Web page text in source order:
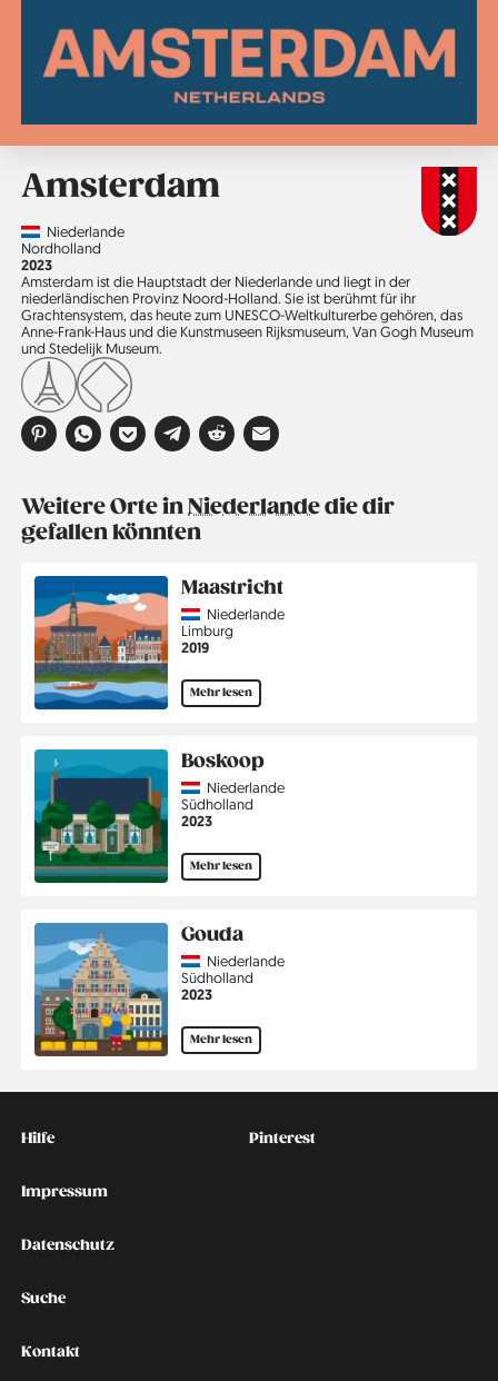
Amsterdam
CountryNiederlande
Region
Nordholland
Jahr
2023
Amsterdam ist die Hauptstadt der Niederlande und liegt in der
niederländischen Provinz Noord-Holland. Sie ist berühmt für ihr
Grachtensystem, das heute zum UNESCO-Weltkultur­erbe gehören, das
Anne-Frank-Haus und die Kunstmuseen Rijksmuseum, Van Gogh Museum
und Stedelijk Museum.
Weitere Orte inNiederlandedie dir
gefallen könnten
Maastricht
CountryNiederlande
Region
Limburg
Jahr
2019
Mehr lesen
Boskoop
CountryNiederlande
Region
Südholland
Jahr
2023
Mehr lesen
Gouda
CountryNiederlande
Region
Südholland
Jahr
2023
Mehr lesen
Kontakt
Hilfe
Impressum
Datenschutz
Suche
Kontakt
Social
Pinterest